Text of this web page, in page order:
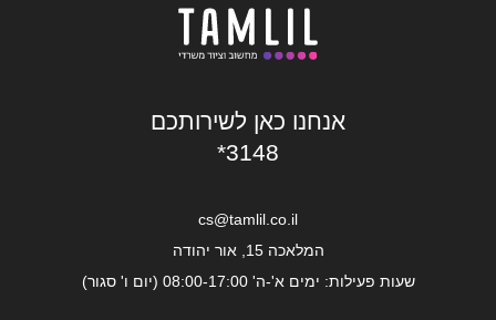
אנחנו כאן לשירותכם
*3148
cs@tamlil.co.il
המלאכה 15, אור יהודה
שעות פעילות: ימים א'-ה' 08:00-17:00 (יום ו' סגור)